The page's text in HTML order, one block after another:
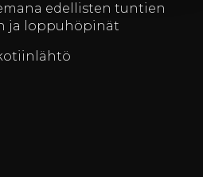
edellisten tuntien
ja loppuhöpinät
kotiinlähtö